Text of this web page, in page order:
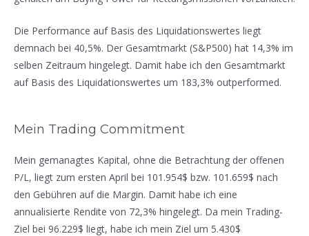
Die Performance auf Basis des Liquidationswertes liegt
demnach bei 40,5%. Der Gesamtmarkt (S&P500) hat 14,3% im
selben Zeitraum hingelegt. Damit habe ich den Gesamtmarkt
auf Basis des Liquidationswertes um 183,3% outperformed.
Mein Trading Commitment
Mein gemanagtes Kapital, ohne die Betrachtung der offenen
P/L, liegt zum ersten April bei 101.954$ bzw. 101.659$ nach
den Gebühren auf die Margin. Damit habe ich eine
annualisierte Rendite von 72,3% hingelegt. Da mein Trading-
Ziel bei 96.229$ liegt, habe ich mein Ziel um 5.430$